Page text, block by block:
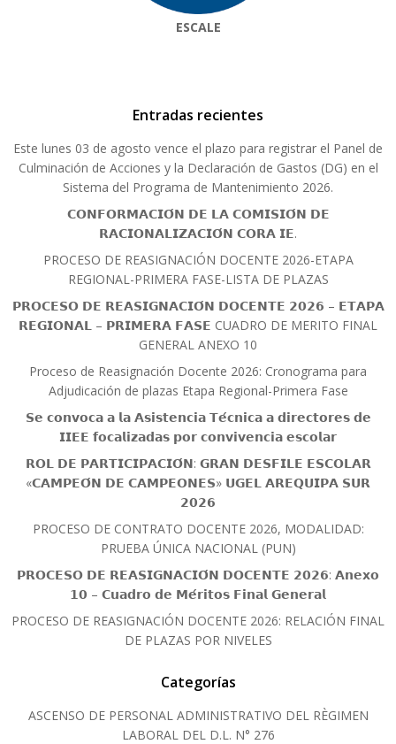
ESCALE
Entradas recientes
Este lunes 03 de agosto vence el plazo para registrar el Panel de
Culminación de Acciones y la Declaración de Gastos (DG) en el
Sistema del Programa de Mantenimiento 2026.
𝗖𝗢𝗡𝗙𝗢𝗥𝗠𝗔𝗖𝗜𝗢́𝗡 𝗗𝗘 𝗟𝗔 𝗖𝗢𝗠𝗜𝗦𝗜𝗢́𝗡 𝗗𝗘
𝗥𝗔𝗖𝗜𝗢𝗡𝗔𝗟𝗜𝗭𝗔𝗖𝗜𝗢́𝗡 𝗖𝗢𝗥𝗔 𝗜𝗘.
PROCESO DE REASIGNACIÓN DOCENTE 2026-ETAPA
REGIONAL-PRIMERA FASE-LISTA DE PLAZAS
𝗣𝗥𝗢𝗖𝗘𝗦𝗢 𝗗𝗘 𝗥𝗘𝗔𝗦𝗜𝗚𝗡𝗔𝗖𝗜𝗢́𝗡 𝗗𝗢𝗖𝗘𝗡𝗧𝗘 𝟮𝟬𝟮𝟲 – 𝗘𝗧𝗔𝗣𝗔
𝗥𝗘𝗚𝗜𝗢𝗡𝗔𝗟 – 𝗣𝗥𝗜𝗠𝗘𝗥𝗔 𝗙𝗔𝗦𝗘 CUADRO DE MERITO FINAL
GENERAL ANEXO 10
Proceso de Reasignación Docente 2026: Cronograma para
Adjudicación de plazas Etapa Regional-Primera Fase
𝗦𝗲 𝗰𝗼𝗻𝘃𝗼𝗰𝗮 𝗮 𝗹𝗮 𝗔𝘀𝗶𝘀𝘁𝗲𝗻𝗰𝗶𝗮 𝗧𝗲́𝗰𝗻𝗶𝗰𝗮 𝗮 𝗱𝗶𝗿𝗲𝗰𝘁𝗼𝗿𝗲𝘀 𝗱𝗲
𝗜𝗜𝗘𝗘 𝗳𝗼𝗰𝗮𝗹𝗶𝘇𝗮𝗱𝗮𝘀 𝗽𝗼𝗿 𝗰𝗼𝗻𝘃𝗶𝘃𝗲𝗻𝗰𝗶𝗮 𝗲𝘀𝗰𝗼𝗹𝗮𝗿
𝗥𝗢𝗟 𝗗𝗘 𝗣𝗔𝗥𝗧𝗜𝗖𝗜𝗣𝗔𝗖𝗜𝗢́𝗡: 𝗚𝗥𝗔𝗡 𝗗𝗘𝗦𝗙𝗜𝗟𝗘 𝗘𝗦𝗖𝗢𝗟𝗔𝗥
«𝗖𝗔𝗠𝗣𝗘𝗢́𝗡 𝗗𝗘 𝗖𝗔𝗠𝗣𝗘𝗢𝗡𝗘𝗦» 𝗨𝗚𝗘𝗟 𝗔𝗥𝗘𝗤𝗨𝗜𝗣𝗔 𝗦𝗨𝗥
𝟮𝟬𝟮𝟲
PROCESO DE CONTRATO DOCENTE 2026, MODALIDAD:
PRUEBA ÚNICA NACIONAL (PUN)
𝗣𝗥𝗢𝗖𝗘𝗦𝗢 𝗗𝗘 𝗥𝗘𝗔𝗦𝗜𝗚𝗡𝗔𝗖𝗜𝗢́𝗡 𝗗𝗢𝗖𝗘𝗡𝗧𝗘 𝟮𝟬𝟮𝟲: 𝗔𝗻𝗲𝘅𝗼
𝟭𝟬 – 𝗖𝘂𝗮𝗱𝗿𝗼 𝗱𝗲 𝗠𝗲́𝗿𝗶𝘁𝗼𝘀 𝗙𝗶𝗻𝗮𝗹 𝗚𝗲𝗻𝗲𝗿𝗮𝗹
PROCESO DE REASIGNACIÓN DOCENTE 2026: RELACIÓN FINAL
DE PLAZAS POR NIVELES
Categorías
ASCENSO DE PERSONAL ADMINISTRATIVO DEL RÈGIMEN
LABORAL DEL D.L. N° 276